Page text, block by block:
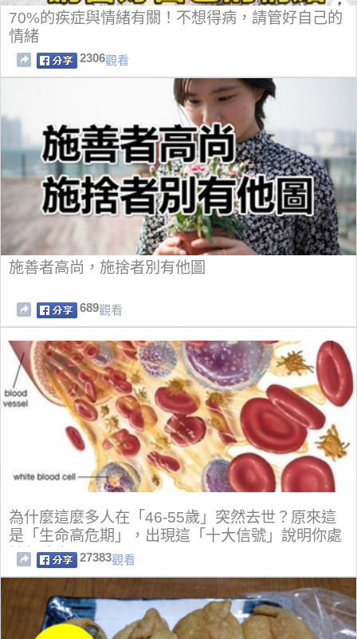
70%的疾症與情緒有關！不想得病，請管好自己的
情緒
2306觀看
施善者高尚，施捨者別有他圖
689觀看
為什麼這麼多人在「46-55歲」突然去世？原來這
是「生命高危期」，出現這「十大信號」說明你處
於危險中
27383觀看